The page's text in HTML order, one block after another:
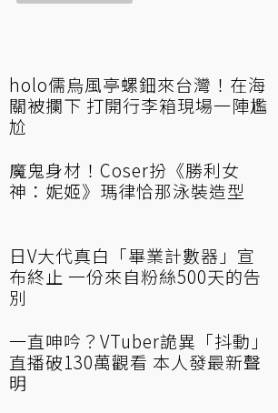
holo儒烏風亭螺鈿來台灣！在海
關被攔下 打開行李箱現場一陣尷
尬
魔鬼身材！Coser扮《勝利女
神：妮姬》瑪律恰那泳裝造型
日V大代真白「畢業計數器」宣
布終止 一份來自粉絲500天的告
別
一直呻吟？VTuber詭異「抖動」
直播破130萬觀看 本人發最新聲
明